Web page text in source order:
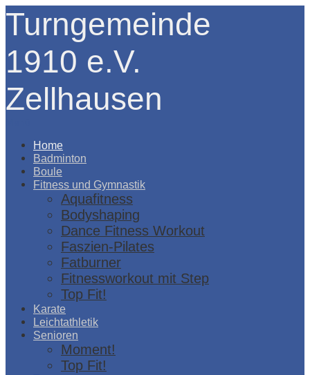
Turngemeinde
1910 e.V.
Zellhausen
Home
Badminton
Boule
Fitness und Gymnastik
Aquafitness
Bodyshaping
Dance Fitness Workout
Faszien-Pilates
Fatburner
Fitnessworkout mit Step
Top Fit!
Karate
Leichtathletik
Senioren
Moment!
Top Fit!